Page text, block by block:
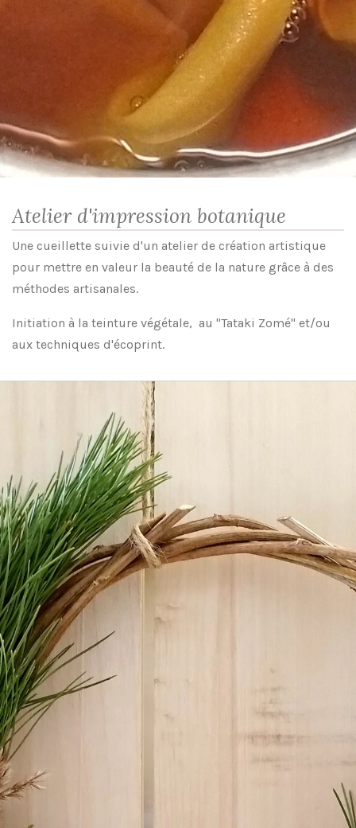
Atelier d'impression botanique
Une cueillette suivie d'un atelier de création artistique
pour mettre en valeur la beauté de la nature grâce à des
méthodes artisanales.
Initiation à la teinture végétale, au "Tataki Zomé" et/ou
aux techniques d'écoprint.